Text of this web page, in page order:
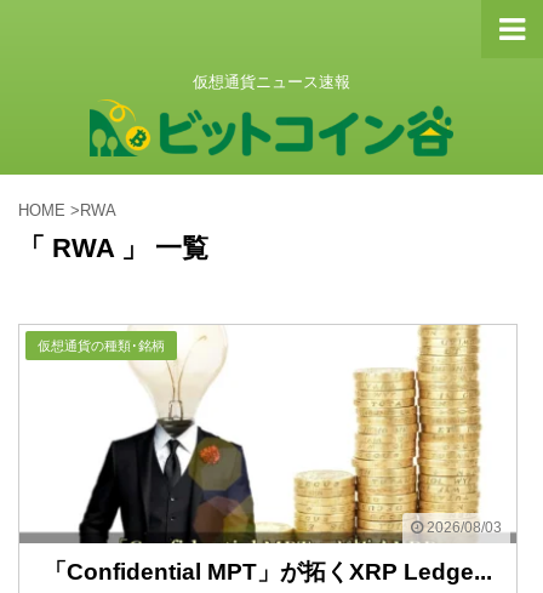
仮想通貨ニュース速報
HOME > RWA
「 RWA 」 一覧
2026/08/03
仮想通貨の種類･銘柄
「Confidential MPT」が拓くXRP Ledge...